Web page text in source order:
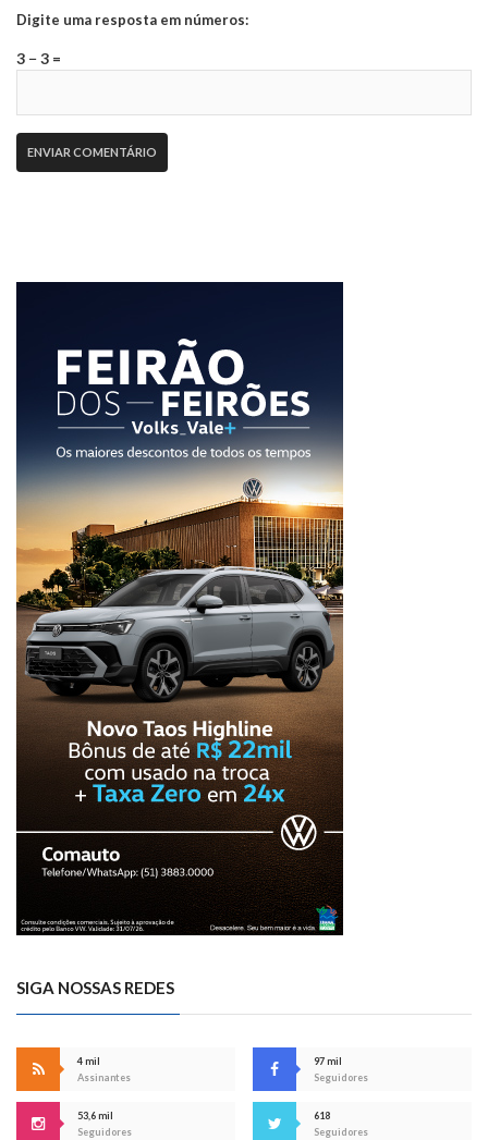
Digite uma resposta em números:
3 − 3 =
SIGA NOSSAS REDES
4 mil
Assinantes
97 mil
Seguidores
53,6 mil
Seguidores
618
Seguidores